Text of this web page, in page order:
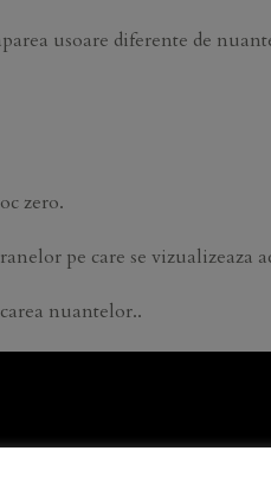
usoare diferente de
zero.
pe care se
nuantelor..